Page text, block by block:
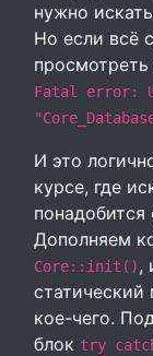
нужно
Но если всё
Fatal error:
И это
курсе, где
понадобится
Дополняем
Core::init(),
статический
кое-чего.
блок try